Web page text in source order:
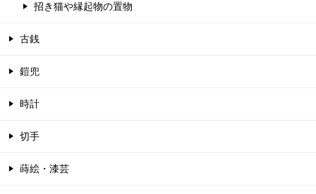
招き猫や縁起物の置物
古銭
鎧兜
時計
切手
蒔絵・漆芸